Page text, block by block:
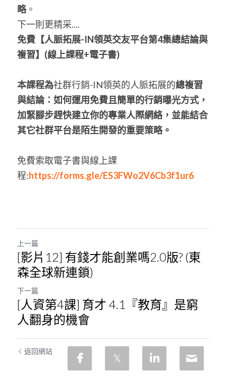
略。
下一則更精采....
免費 【人脈拓展-IN領英交友平台第4集總結論與
複習】 (線上課程+電子書)
本課程為社群行銷-IN領英的人脈拓展的總複習
與結論：如何運用免費且簡單的行銷曝光方式，
加緊腳步趕快建立你的專業人際網絡，並能結合
其它社群平台是陌生開發的重要策略。
免費索取電子書與線上課
程:https://forms.gle/ES3FWo2V6Cb3f1ur6
上一篇
[影片12] 有錢才能創業嗎2.0版? (東
森全球新連鎖)
下一篇
[人資第4課] 育才 4.1『教育』是窮
人翻身的機會
返回網站